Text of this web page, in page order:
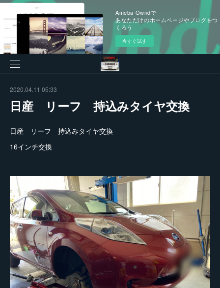
Ameba Owndで
あなただけのホームページやブログをつ
くろう
今すぐ試す
2020.04.11 05:33
日産 リーフ 持込みタイヤ交換
日産 リーフ 持込みタイヤ交換
16インチ交換